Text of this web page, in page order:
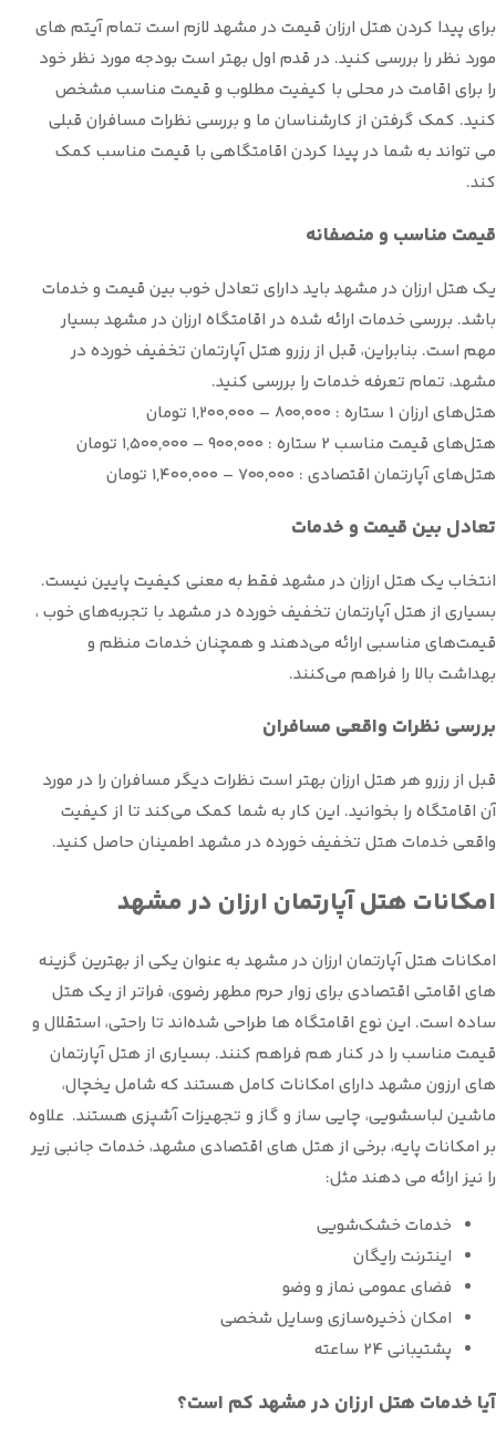
برای پیدا کردن هتل ارزان قیمت در مشهد لازم است تمام آیتم های
مورد نظر را بررسی کنید. در قدم اول بهتر است بودجه مورد نظر خود
را برای اقامت در محلی با کیفیت مطلوب و قیمت مناسب مشخص
کنید. کمک گرفتن از کارشناسان ما و بررسی نظرات مسافران قبلی
می تواند به شما در پیدا کردن اقامتگاهی با قیمت مناسب کمک
کند.
قیمت مناسب و منصفانه
یک هتل ارزان در مشهد باید دارای تعادل خوب بین قیمت و خدمات
باشد. بررسی خدمات ارائه شده در اقامتگاه ارزان در مشهد بسیار
مهم است. بنابراین، قبل از رزرو هتل آپارتمان تخفیف خورده در
مشهد، تمام تعرفه خدمات را بررسی کنید.
هتل‌های ارزان 1 ستاره : ۸۰۰,۰۰۰ – ۱,۲۰۰,۰۰۰ تومان
هتل‌های قیمت مناسب 2 ستاره : ۹۰۰,۰۰۰ – ۱,۵۰۰,۰۰۰ تومان
هتل‌های آپارتمان اقتصادی : ۷۰۰,۰۰۰ – ۱,۴۰۰,۰۰۰ تومان
تعادل بین قیمت و خدمات
انتخاب یک هتل ارزان در مشهد فقط به معنی کیفیت پایین نیست.
بسیاری از هتل آپارتمان تخفیف خورده در مشهد با تجربه‌های خوب ،
قیمت‌های مناسبی ارائه می‌دهند و همچنان خدمات منظم و
بهداشت بالا را فراهم می‌کنند.
بررسی نظرات واقعی مسافران
قبل از رزرو هر هتل ارزان بهتر است نظرات دیگر مسافران را در مورد
آن اقامتگاه را بخوانید. این کار به شما کمک می‌کند تا از کیفیت
واقعی خدمات هتل تخفیف خورده در مشهد اطمینان حاصل کنید.
امکانات هتل آپارتمان ارزان در مشهد
امکانات هتل آپارتمان ارزان در مشهد به عنوان یکی از بهترین گزینه
های اقامتی اقتصادی برای زوار حرم مطهر رضوی، فراتر از یک هتل
ساده است. این نوع اقامتگاه ها طراحی شده‌اند تا راحتی، استقلال و
قیمت مناسب را در کنار هم فراهم کنند. بسیاری از هتل آپارتمان
های ارزون مشهد دارای امکانات کامل هستند که شامل یخچال،
ماشین لباسشویی، چایی ساز و گاز و تجهیزات آشپزی هستند. علاوه
بر امکانات پایه، برخی از هتل های اقتصادی مشهد، خدمات جانبی زیر
را نیز ارائه می دهند مثل:
خدمات خشک‌شویی
اینترنت رایگان
فضای عمومی نماز و وضو
امکان ذخیره‌سازی وسایل شخصی
پشتیبانی 24 ساعته
آیا خدمات هتل ارزان در مشهد کم است؟